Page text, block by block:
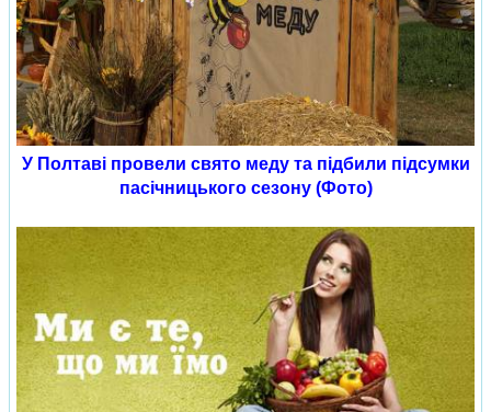
У Полтаві провели свято меду та підбили підсумки
пасічницького сезону (Фото)